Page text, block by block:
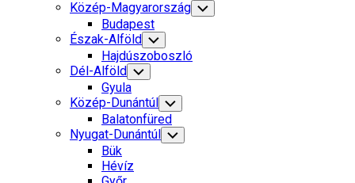
Közép-Magyarország Toggle
Child
Budapest
Észak-Alföld Toggle
Child
Menu
Hajdúszoboszló
Dél-Alföld Toggle
Child
Menu
Gyula
Közép-Dunántúl Toggle
Child
Menu
Balatonfüred
Nyugat-Dunántúl Toggle
Child
Bük
Hévíz